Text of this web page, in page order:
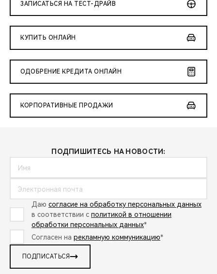
ЗАПИСАТЬСЯ НА ТЕСТ-ДРАЙВ
КУПИТЬ ОНЛАЙН
ОДОБРЕНИЕ КРЕДИТА ОНЛАЙН
КОРПОРАТИВНЫЕ ПРОДАЖИ
ПОДПИШИТЕСЬ НА НОВОСТИ:
Даю согласие на обработку персональных данных
в соответствии с политикой в отношении
обработки персональных данных*
Согласен на рекламную коммуникацию*
ПОДПИСАТЬСЯ